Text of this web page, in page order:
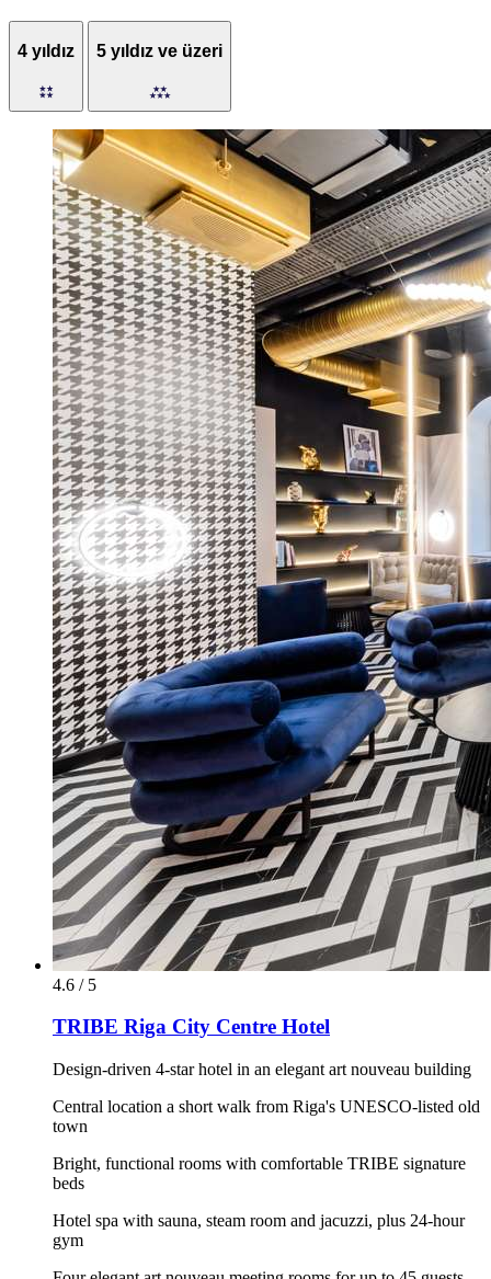
4 yıldız 5 yıldız ve üzeri
4.6 / 5
TRIBE Riga City Centre Hotel
Design-driven 4-star hotel in an elegant art nouveau building
Central location a short walk from Riga's UNESCO-listed old
town
Bright, functional rooms with comfortable TRIBE signature
beds
Hotel spa with sauna, steam room and jacuzzi, plus 24-hour
gym